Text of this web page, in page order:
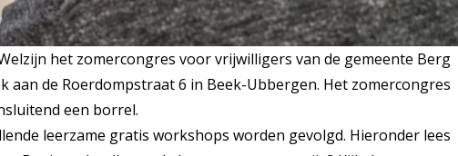
het zomercongres voor vrijwilligers van de gemeente Berg
aan de Roerdompstraat 6 in Beek-Ubbergen. Het zomercongres
een borrel.
leerzame gratis workshops worden gevolgd. Hieronder lees